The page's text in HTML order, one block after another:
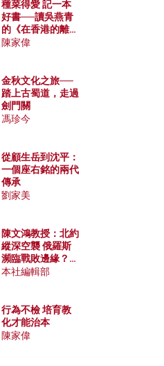
種菜得愛 記一本
好書──讀吳燕青
的《在香港的離島
種菜》
陳家偉
金秋文化之旅──
踏上古蜀道，走過
劍門關
馮珍今
從顧生岳到沈平：
一個座右銘的兩代
傳承
劉家美
陳文鴻教授：北約
縱深空襲 俄羅斯
瀕臨戰敗邊緣？中
國零部件能左右戰
本社編輯部
行為不檢 培育教
化才能治本
陳家偉